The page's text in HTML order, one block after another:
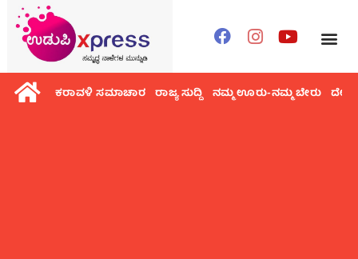
ಕರಾವಳಿ ಸಮಾಚಾರ ರಾಜ್ಯ ಸುದ್ದಿ ನಮ್ಮ ಊರು-ನಮ್ಮ ಬೇರು ದೇಶ